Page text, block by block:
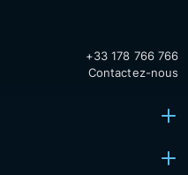
+33 178 766 766
Contactez-nous